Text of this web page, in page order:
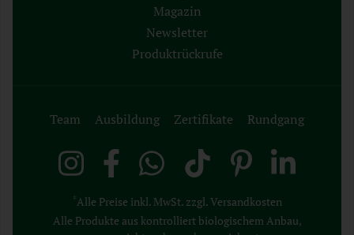
Magazin
Newsletter
Produktrückrufe
Team Ausbildung Zertifikate Rundgang
*Alle Preise inkl. MwSt. zzgl. Versandkosten
Alle Produkte aus kontrolliert biologischem Anbau,